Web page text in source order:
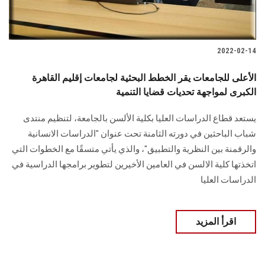
2022-02-14
الأعلى للجامعات يقر الخطط البحثية لجامعات إقليم القاهرة
الكبرى لمواجهة تحديات قضايا التنمية
يستعد قطاع الدراسات العليا بكلية الألسن بالجامعة، لتنظيم منتدى
شباب الباحثين في دورته الثامنة تحت عنوان "الدراسات الانسانية
والرقمنة بين النظرية والتطبيق"، والذي يأتي متسقًا مع الخطوات التي
اتخذتها كلية الالسن في العامين الأخيرين لتطوير برامجها الدراسية في
الدراسات العليا
اقرأ المزيد